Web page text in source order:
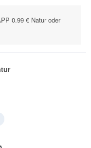
0.99 € Natur oder